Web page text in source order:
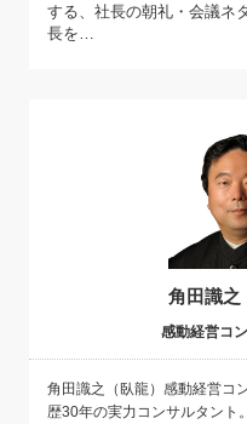
する、社長の朝礼・会議ネ
長を…
角田識之
感動経営コ
角田識之（臥龍）感動経営
歴30年の実力コンサルタント